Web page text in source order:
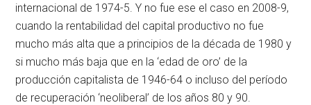
internacional de 1974-5. Y no fue ese el caso en 2008-9,
cuando la rentabilidad del capital productivo no fue
mucho más alta que a principios de la década de 1980 y
si mucho más baja que en la ‘edad de oro’ de la
producción capitalista de 1946-64 o incluso del período
de recuperación ‘neoliberal’ de los años 80 y 90.